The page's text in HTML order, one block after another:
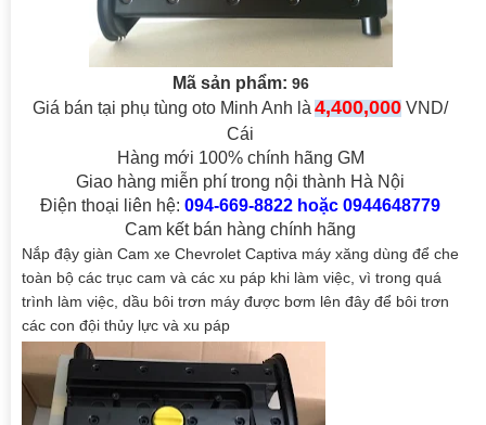
Mã sản phẩm: 96
Giá bán tại phụ tùng oto Minh Anh là 4,400,000 VND/
Cái
Hàng mới 100% chính hãng GM
Giao hàng miễn phí trong nội thành Hà Nội
Điện thoại liên hệ:094-669-8822 hoặc 0944648779
Cam kết bán hàng chính hãng
Nắp đậy giàn Cam xe Chevrolet Captiva máy xăng dùng để che
toàn bộ các trục cam và các xu páp khi làm việc, vì trong quá
trình làm việc, dầu bôi trơn máy được bơm lên đây để bôi trơn
các con đội thủy lực và xu páp